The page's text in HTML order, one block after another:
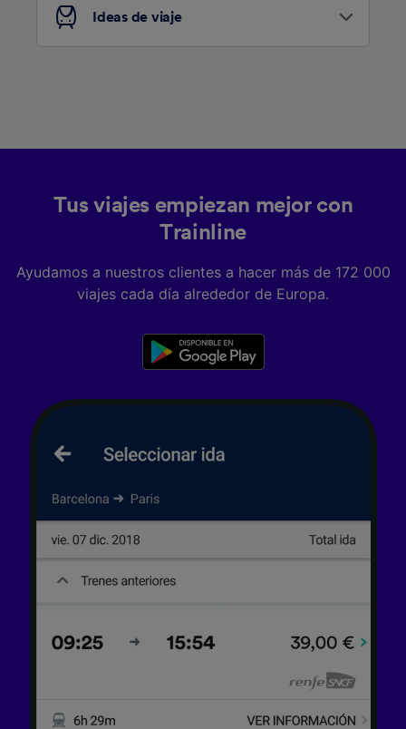
Ideas de viaje
Tus viajes empiezan mejor con
Trainline
Ayudamos a nuestros clientes a hacer más de 172 000
viajes cada día alrededor de Europa.